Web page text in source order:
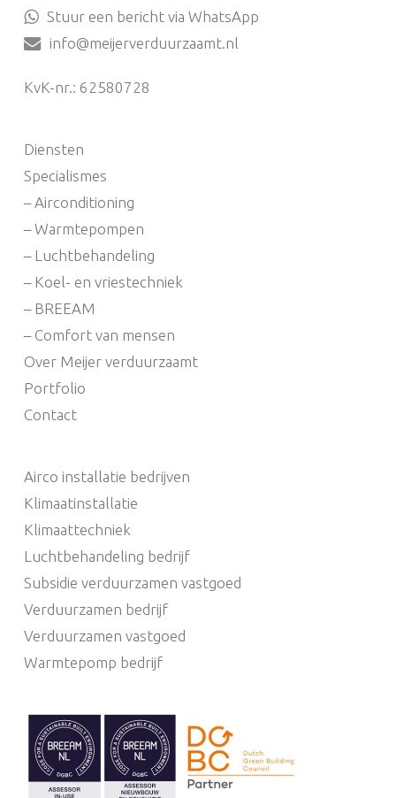
Stuur een bericht via WhatsApp
info@meijerverduurzaamt.nl
KvK-nr.: 62580728
Diensten
Specialismes
– Airconditioning
– Warmtepompen
– Luchtbehandeling
– Koel- en vriestechniek
– BREEAM
– Comfort van mensen
Over Meijer verduurzaamt
Portfolio
Contact
Airco installatie bedrijven
Klimaatinstallatie
Klimaattechniek
Luchtbehandeling bedrijf
Subsidie verduurzamen vastgoed
Verduurzamen bedrijf
Verduurzamen vastgoed
Warmtepomp bedrijf